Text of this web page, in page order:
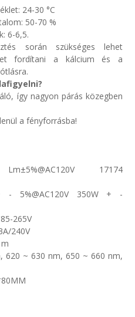
24-30 °C
50-70 %
6-6,5.
során szükséges lehet
fordítani a kálcium és a
így nagyon párás közegben
a fényforrásba!
17174
- 5%@AC120V 350W + -
265V
240V
620 ~ 630 nm, 650 ~ 660 nm,